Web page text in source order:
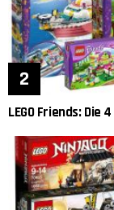
LEGO Friends: